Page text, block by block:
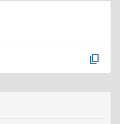
content_copy